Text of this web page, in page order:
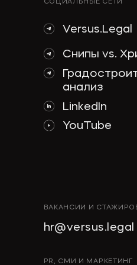
СОЦИАЛЬНЫЕ СЕТИ
Versus.Legal
Снипы vs.
анализ
LinkedIn
YouTube
ВАКАНСИИ И
hr@versus.legal
PR, СМИ И МАРКЕТИНГ